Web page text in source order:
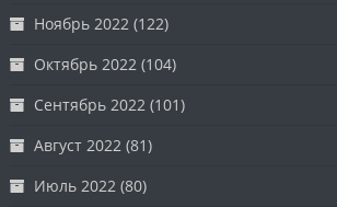
Ноябрь 2022 (122)
Октябрь 2022 (104)
Сентябрь 2022 (101)
Август 2022 (81)
Июль 2022 (80)